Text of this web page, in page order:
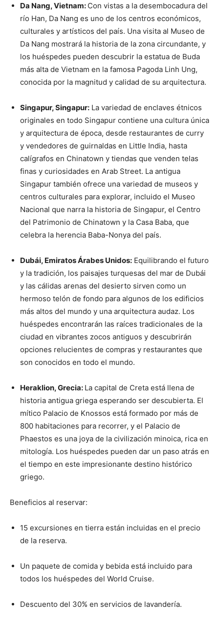
Da Nang, Vietnam: Con vistas a la desembocadura del
río Han, Da Nang es uno de los centros económicos,
culturales y artísticos del país. Una visita al Museo de
Da Nang mostrará la historia de la zona circundante, y
los huéspedes pueden descubrir la estatua de Buda
más alta de Vietnam en la famosa Pagoda Linh Ung,
conocida por la magnitud y calidad de su arquitectura.
Singapur, Singapur: La variedad de enclaves étnicos
originales en todo Singapur contiene una cultura única
y arquitectura de época, desde restaurantes de curry
y vendedores de guirnaldas en Little India, hasta
calígrafos en Chinatown y tiendas que venden telas
finas y curiosidades en Arab Street. La antigua
Singapur también ofrece una variedad de museos y
centros culturales para explorar, incluido el Museo
Nacional que narra la historia de Singapur, el Centro
del Patrimonio de Chinatown y la Casa Baba, que
celebra la herencia Baba-Nonya del país.
Dubái, Emiratos Árabes Unidos: Equilibrando el futuro
y la tradición, los paisajes turquesas del mar de Dubái
y las cálidas arenas del desierto sirven como un
hermoso telón de fondo para algunos de los edificios
más altos del mundo y una arquitectura audaz. Los
huéspedes encontrarán las raíces tradicionales de la
ciudad en vibrantes zocos antiguos y descubrirán
opciones relucientes de compras y restaurantes que
son conocidos en todo el mundo.
Heraklion, Grecia: La capital de Creta está llena de
historia antigua griega esperando ser descubierta. El
mítico Palacio de Knossos está formado por más de
800 habitaciones para recorrer, y el Palacio de
Phaestos es una joya de la civilización minoica, rica en
mitología. Los huéspedes pueden dar un paso atrás en
el tiempo en este impresionante destino histórico
griego.
Beneficios al reservar:
15 excursiones en tierra están incluidas en el precio
de la reserva.
Un paquete de comida y bebida está incluido para
todos los huéspedes del World Cruise.
Descuento del 30% en servicios de lavandería.